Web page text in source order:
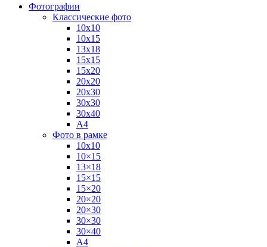
Фотографии
Классические фото
10х10
10х15
13х18
15х15
15х20
20х20
20х30
30х30
30х40
А4
Фото в рамке
10х10
10×15
13×18
15×15
15×20
20×20
20×30
30×30
30×40
A4